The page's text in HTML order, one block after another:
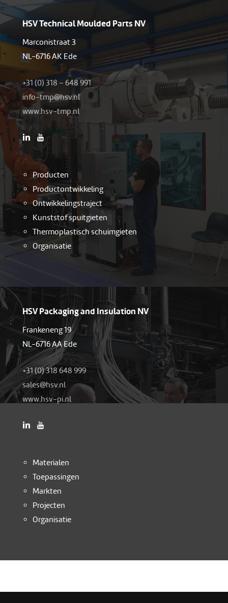
HSV Technical Moulded Parts NV
Marconistraat 3
NL-6716 AK Ede
+31 (0) 318 – 648 991
ln.vs
h@pmt
-ofni
www.hsv-tmp.nl
Producten
Productontwikkeling
Ontwikkelingstraject
Kunststof spuitgieten
Thermoplastisch schuimgieten
Organisatie
HSV Packaging and Insulation NV
Frankeneng 19
NL-6716 AA Ede
+31 (0) 318 648 999
ln.vs
h@sel
as
www.hsv-pi.nl
Materialen
Toepassingen
Markten
Projecten
Organisatie